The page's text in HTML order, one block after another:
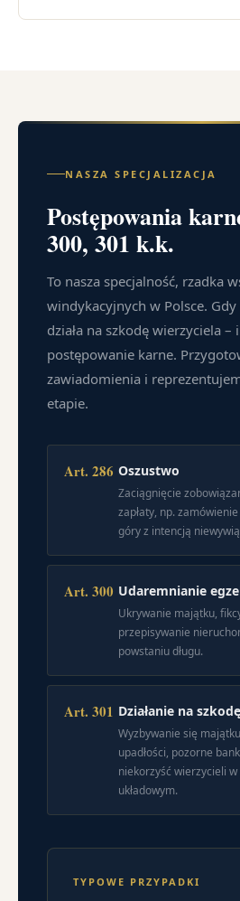
NASZA SPECJALIZACJA
Postępowania
300, 301 k.k.
To nasza specjalność, rzadka
windykacyjnych w Polsce. Gdy
działa na szkodę wierzyciela
postępowanie karne.
zawiadomienia i
etapie.
Art. 286 Oszustwo
Zaciągnięcie
zapłaty, np.
góry z intencją
Art. 300 Udaremnianie
Ukrywanie majątku,
przepisywanie
powstaniu długu.
Art. 301 Działanie na
Wyzbywanie się
upadłości, pozorne
niekorzyść wierzycieli
układowym.
TYPOWE PRZYPADKI